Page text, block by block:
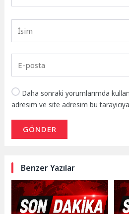
Daha sonraki yorumlarımda
adresim ve site adresim bu
GÖNDER
Benzer Yazılar